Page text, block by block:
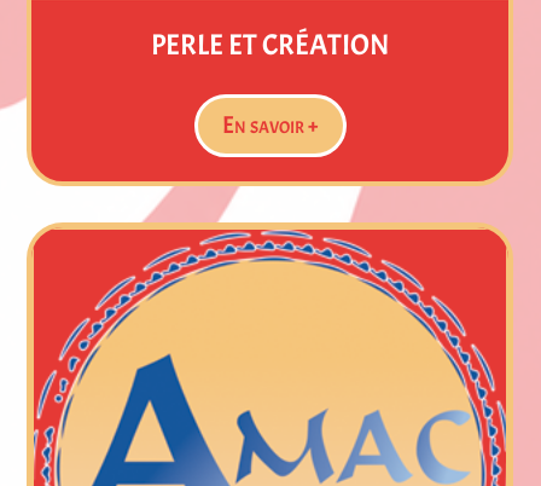
BIJOUX MÉTALLIQUES
En savoir +